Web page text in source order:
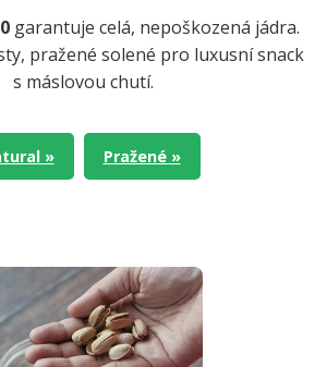
garantuje celá, nepoškozená jádra.
pražené solené pro luxusní snack
s máslovou chutí.
» Pražené »